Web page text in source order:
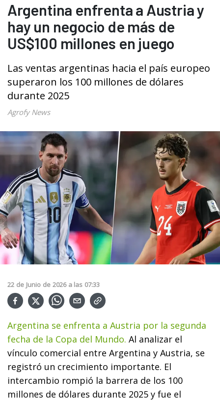
Argentina enfrenta a Austria y
hay un negocio de más de
US$100 millones en juego
Las ventas argentinas hacia el país europeo
superaron los 100 millones de dólares
durante 2025
Agrofy News
22 de Junio de 2026 a las 07:33
Argentina se enfrenta a Austria por la segunda
fecha de la Copa del Mundo. Al analizar el
vínculo comercial entre Argentina y Austria, se
registró un crecimiento importante. El
intercambio rompió la barrera de los 100
millones de dólares durante 2025 y fue el